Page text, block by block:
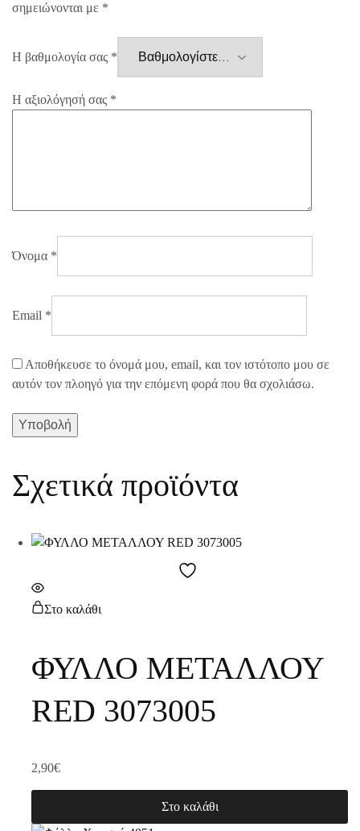
σημειώνονται με *
Η βαθμολογία σας *
Η αξιολόγησή σας *
Όνομα *
Email *
Αποθήκευσε το όνομά μου, email, και τον ιστότοπο μου σε
αυτόν τον πλοηγό για την επόμενη φορά που θα σχολιάσω.
Σχετικά προϊόντα
Στο καλάθι
ΦΥΛΛΟ ΜΕΤΑΛΛΟΥ
RED 3073005
2,90€
Στο καλάθι